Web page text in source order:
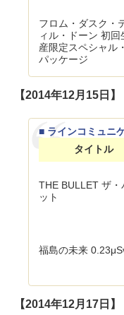
フロム・ダスク・
ィル・ドーン 初回
産限定スペシャル・
パッケージ
【2014年12月15日】
■ ラインコミュニ
タイトル
THE BULLET ザ・
ット
福島の未来
【2014年12月17日】